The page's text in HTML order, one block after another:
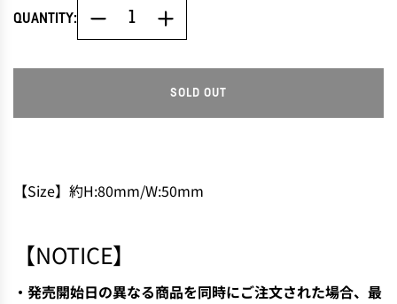
QUANTITY:
SOLD OUT
O
N
【Size】約H:80mm/W:50mm
【NOTICE】
・発売開始日の異なる商品を同時にご注文された場合、最